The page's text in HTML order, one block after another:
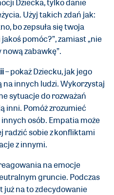
Użyj takich zdań jak:
bo zepsuła się twoja
pomóc?”, zamiast „nie
nową zabawkę”.
– pokaż Dziecku, jak jego
na innych ludzi. Wykorzystaj
sytuacje do rozważań
inni. Pomóż zrozumieć
osób. Empatia może
radzić sobie z konfliktami
z innymi.
na emocje
gruncie. Podczas
już na to zdecydowanie